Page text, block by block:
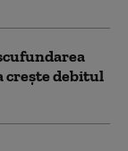
crește debitul